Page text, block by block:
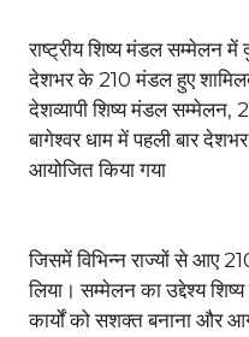
राष्ट्रीय शिष्य मंडल सम्मेलन
देशभर के 210 मंडल हुए
देशव्यापी शिष्य मंडल सम्मेलन,
बागेश्वर धाम में पहली बार
आयोजित किया गया
जिसमें विभिन्न राज्यों से आए
लिया। सम्मेलन का उद्देश्य
कार्यों को सशक्त बनाना और